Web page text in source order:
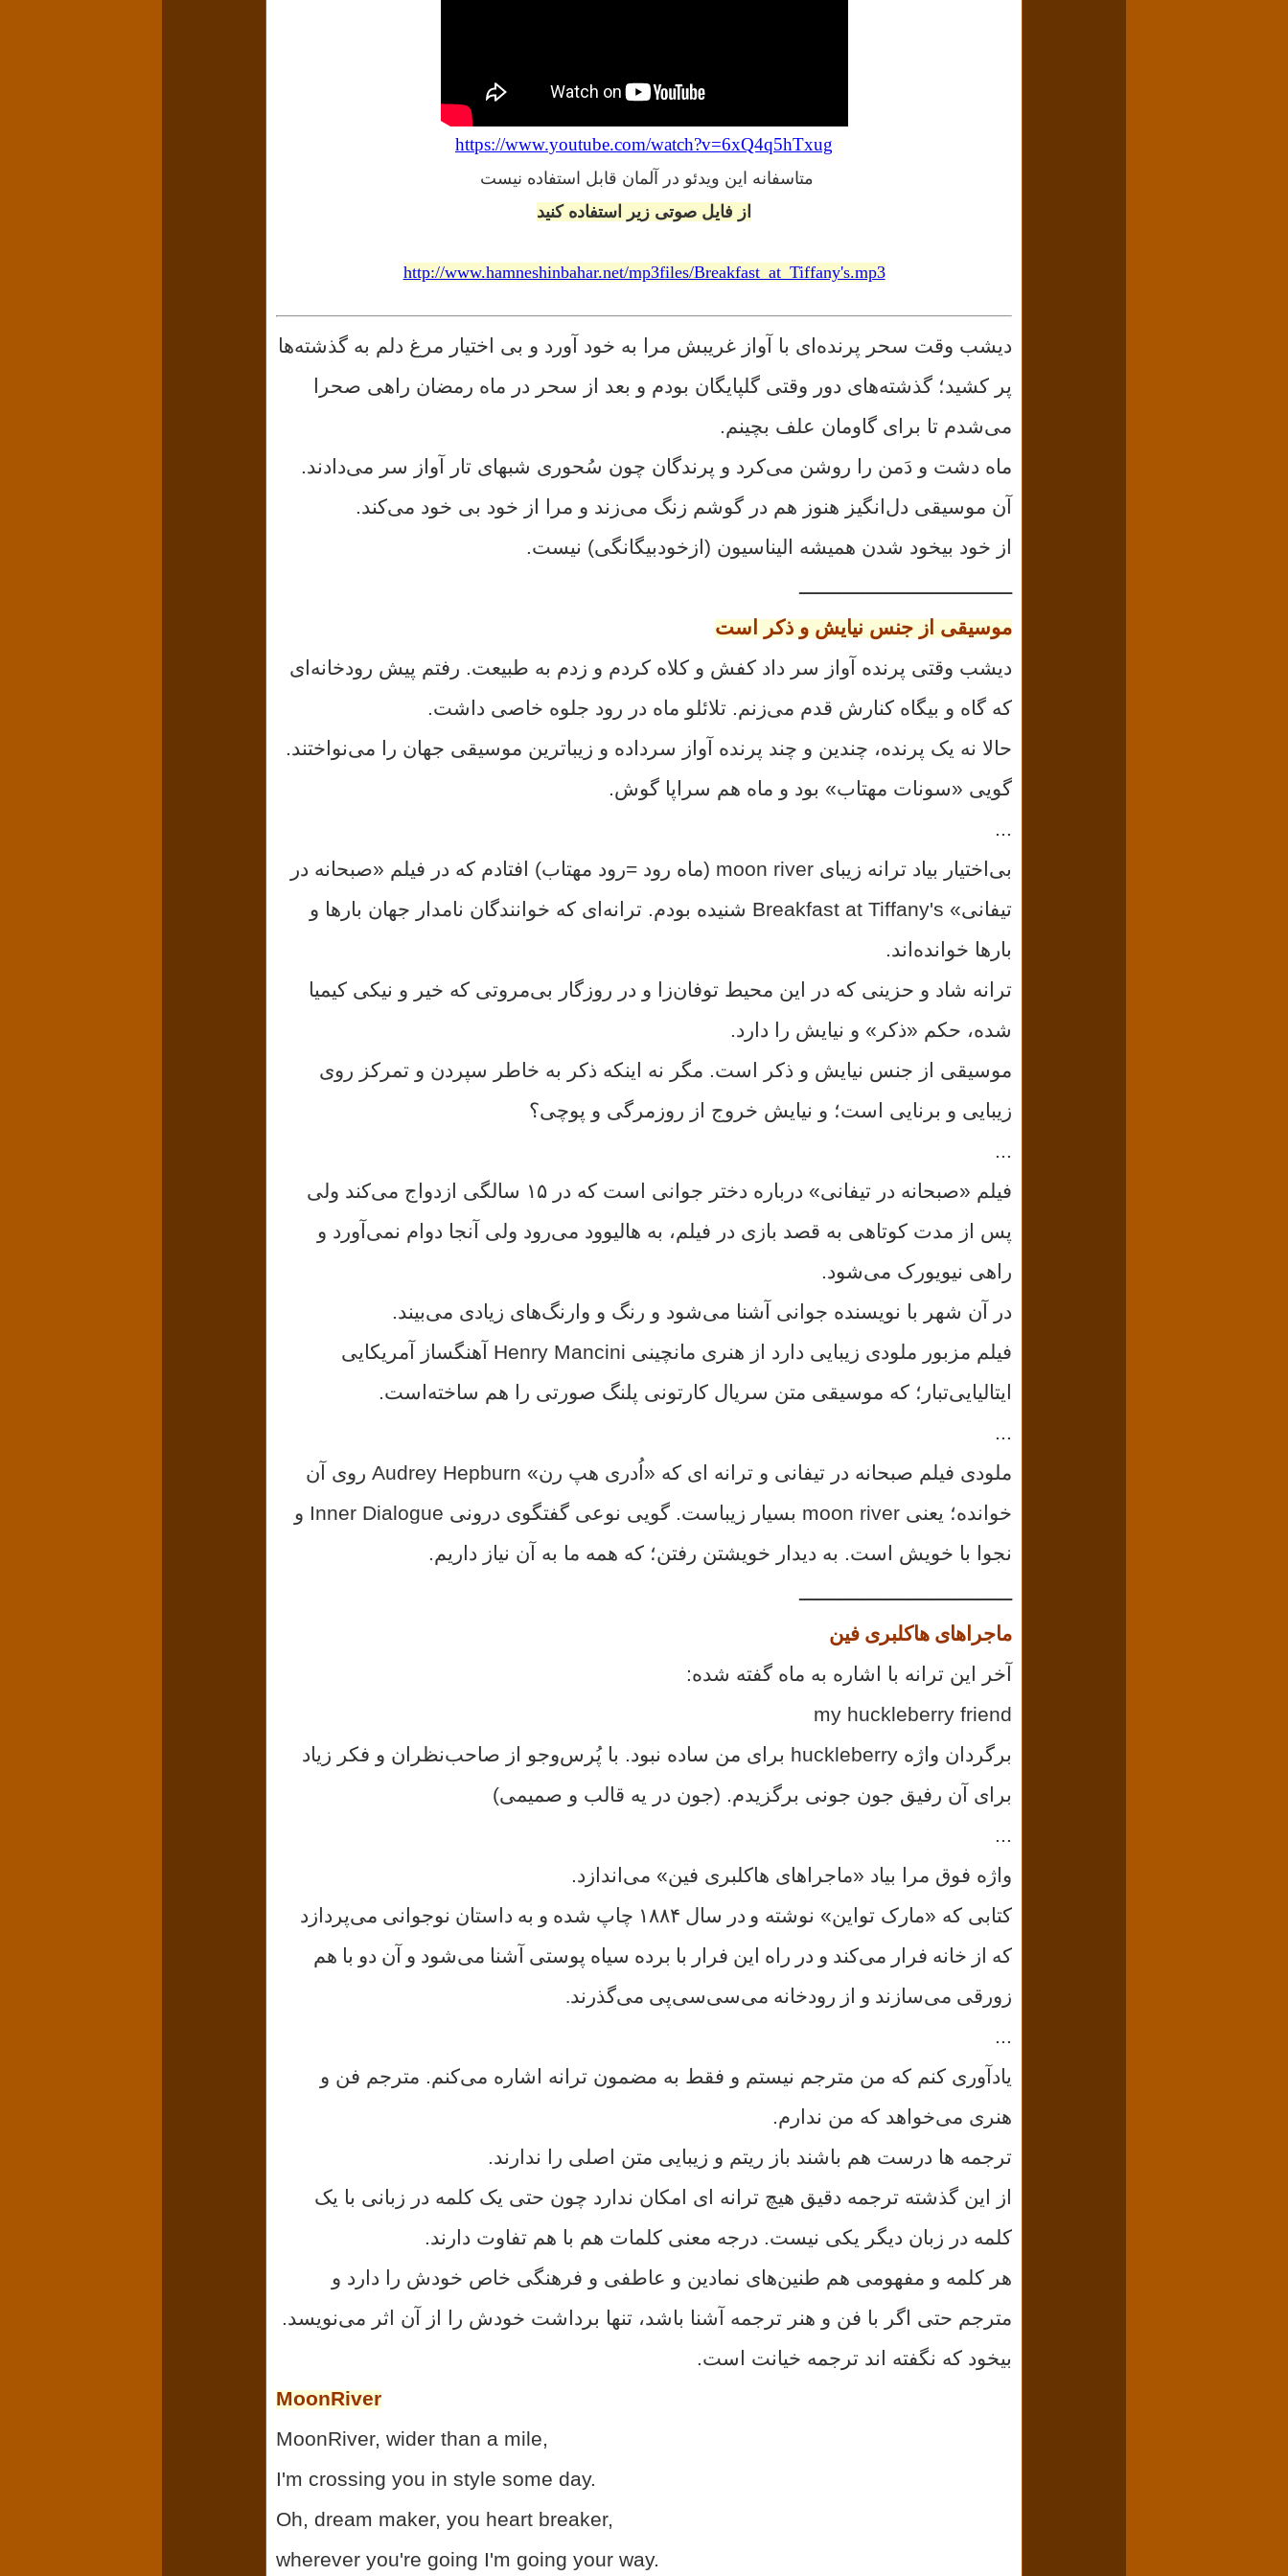
https://www.youtube.com/watch?v=6xQ4q5hTxug
متاسفانه این ویدئو در آلمان قابل استفاده نیست
از فایل صوتی زیر استفاده کنید
http://www.hamneshinbahar.net/mp3files/Breakfast_at_Tiffany's.mp3
دیشب وقت سحر پرنده‌ای با آواز غریبش مرا به خود آورد و بی اختیار مرغ دلم به گذشته‌ها
پر کشید؛ گذشته‌های دور وقتی گلپایگان بودم و بعد از سحر در ماه رمضان راهی صحرا
می‌شدم تا برای گاومان علف بچینم.
ماه دشت و دَمن را روشن می‌کرد و پرندگان چون سُحوری شبهای تار آواز سر می‌دادند.
آن موسیقی دل‌انگیز هنوز هم در گوشم زنگ می‌زند و مرا از خود بی خود می‌کند.
از خود بیخود شدن همیشه الیناسیون (ازخودبیگانگی) نیست.
ـــــــــــــــــــــــــــــــــــــ
موسیقی از جنس نیایش و ذکر است
دیشب وقتی پرنده آواز سر داد کفش و کلاه کردم و زدم به طبیعت. رفتم پیش رودخانه‌ای
که گاه و بیگاه‌ کنارش قدم می‌زنم. تلائلو ماه در رود جلوه خاصی داشت.
حالا نه یک پرنده، چندین و چند پرنده آواز سرداده و زیباترین موسیقی جهان را می‌نواختند.
گویی «سونات مهتاب» بود و ماه هم سراپا گوش.
...
بی‌اختیار بیاد ترانه زیبای moon river (ماه رود =رود مهتاب) افتادم که در فیلم «صبحانه در
تیفانی» Breakfast at Tiffany's شنیده بودم. ترانه‌ای که خوانندگان نامدار جهان بارها و
بارها خوانده‌اند.
ترانه شاد و حزینی که در این محیط توفان‌زا و در روزگار بی‌مروتی که خیر و نیکی کیمیا
شده‌، حکم «ذکر» و نیایش را دارد.
موسیقی از جنس نیایش و ذکر است. مگر نه اینکه ذکر به خاطر سپردن و تمرکز روی
زیبایی و برنایی است؛ و نیایش خروج از روزمرگی و پوچی؟
...
فیلم «صبحانه در تیفانی» درباره دختر جوانی است که در ۱۵ سالگی ازدواج می‌کند ولی
پس از مدت کوتاهی به قصد بازی در فیلم، به هالیوود می‌رود ولی آنجا دوام نمی‌آورد و
راهی نیویورک می‌شود.
در آن شهر با نویسنده جوانی آشنا می‌شود و رنگ و وارنگ‌های زیادی می‌بیند.
فیلم مزبور ملودی زیبایی دارد از هنری مانچینی Henry Mancini آهنگساز آمریکایی
ایتالیایی‌تبار؛ که موسیقی متن سریال کارتونی پلنگ صورتی را هم ساخته‌است.
...
ملودی فیلم صبحانه در تیفانی و ترانه ای که «اُدری هپ رن» Audrey Hepburn روی آن
خوانده؛ یعنی moon river بسیار زیباست. گویی نوعی گفتگوی درونی
Inner Dialogue و
نجوا با خویش
است. به دیدار خویشتن رفتن؛ که همه ما به آن نیاز داریم.
ـــــــــــــــــــــــــــــــــــــ
ماجراهای هاکلبری فین
آخر این ترانه با اشاره به ماه گفته شده:
my huckleberry friend
برگردان واژه
huckleberry برای من ساده نبود. با پُرس‌و‌جو از صاحب‌نظران و فکر زیاد
برای آن رفیق جون جونی برگزیدم. (جون در یه قالب و صمیمی)
...
واژه فوق مرا بیاد «ماجراهای هاکلبری فین» می‌اندازد.
کتابی که «مارک تواین» نوشته و
در سال ۱۸۸۴ چاپ شده‌ و به داستان نوجوانی می‌پردازد
که از خانه فرار می‌کند و در راه این فرار با برده سیاه پوستی آشنا می‌شود و آن دو با هم
زورقی می‌سازند و از رودخانه می‌سی‌سی‌پی می‌گذرند.
...
یادآوری کنم که من مترجم نیستم و فقط به مضمون ترانه اشاره می‌کنم. مترجم فن و
هنری می‌خواهد که من ندارم.
ترجمه ها درست هم باشند باز ریتم و زیبایی متن اصلی را ندارند.
از این گذشته ترجمه دقیق هیچ ترانه ای امکان ندارد چون حتی یک کلمه در زبانی با یک
کلمه در زبان دیگر یکی نیست. درجه معنی کلمات هم با هم تفاوت دارند.
هر کلمه و مفهومی هم طنین‌های نمادین و عاطفی و فرهنگی خاص خودش را دارد و
مترجم حتی اگر با فن و هنر ترجمه آشنا باشد، تنها برداشت خودش را از آن اثر می‌نویسد.
بیخود که نگفته اند ترجمه خیانت است.
MoonRiver
MoonRiver, wider than a mile,
I'm crossing you in style some day.
Oh, dream maker, you heart breaker,
wherever you're going I'm going your way.